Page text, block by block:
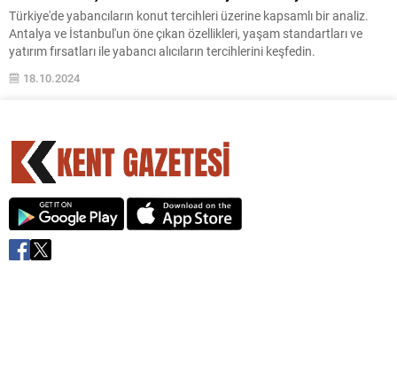
Türkiye'de yabancıların konut tercihleri üzerine kapsamlı bir analiz.
Antalya ve İstanbul'un öne çıkan özellikleri, yaşam standartları ve
yatırım fırsatları ile yabancı alıcıların tercihlerini keşfedin.
18.10.2024